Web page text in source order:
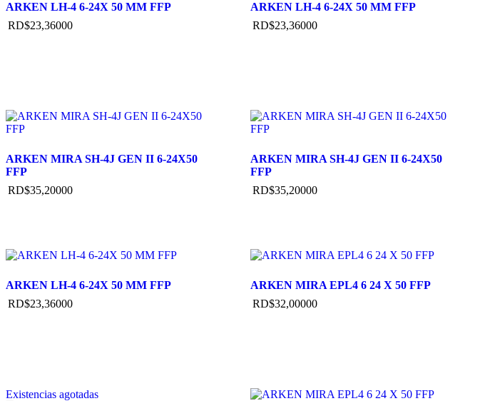
ARKEN LH-4 6-24X 50 MM FFP
RD$23,36000
ARKEN LH-4 6-24X 50 MM FFP
RD$23,36000
ARKEN MIRA SH-4J GEN II 6-24X50
FFP
RD$35,20000
ARKEN MIRA SH-4J GEN II 6-24X50
FFP
RD$35,20000
ARKEN LH-4 6-24X 50 MM FFP
RD$23,36000
ARKEN MIRA EPL4 6 24 X 50 FFP
RD$32,00000
Existencias agotadas